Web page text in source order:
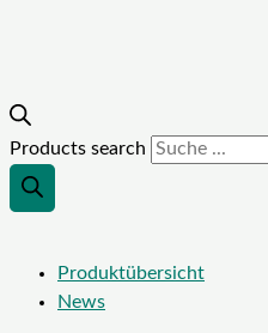
Products search
Produktübersicht
News